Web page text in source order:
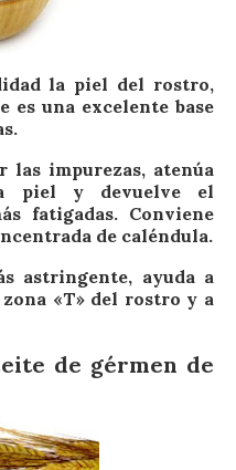
la piel del rostro,
una excelente base
las impurezas, atenúa
piel y devuelve el
fatigadas. Conviene
de caléndula.
astringente, ayuda a
«T» del rostro y a
de gérmen de